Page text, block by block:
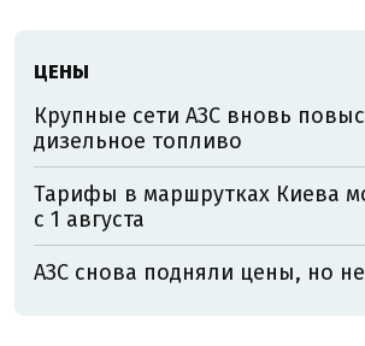
ЦЕНЫ
Крупные сети АЗС вновь
дизельное топливо
Тарифы в маршрутках Киева
с 1 августа
АЗС снова подняли цены, но